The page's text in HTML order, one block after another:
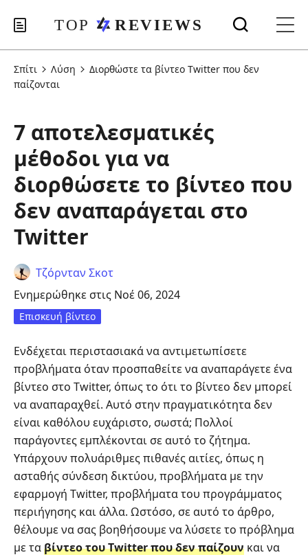
Σπίτι Λύση
Διορθώστε τα βίντεο Twitter που δεν
παίζονται
7 αποτελεσματικές
μέθοδοι για να
διορθώσετε το βίντεο που
δεν αναπαράγεται στο
Twitter
Τζόρνταν Σκοτ
Ενημερώθηκε στις Νοέ 06, 2024
Επισκευή βίντεο
Ενδέχεται περιστασιακά να αντιμετωπίσετε
προβλήματα όταν προσπαθείτε να αναπαράγετε ένα
βίντεο στο Twitter, όπως το ότι το βίντεο δεν μπορεί
να αναπαραχθεί. Αυτό στην πραγματικότητα δεν
είναι καθόλου ευχάριστο, σωστά; Πολλοί
παράγοντες εμπλέκονται σε αυτό το ζήτημα.
Υπάρχουν πολυάριθμες πιθανές αιτίες, όπως η
ασταθής σύνδεση δικτύου, προβλήματα με την
εφαρμογή Twitter, προβλήματα του προγράμματος
περιήγησης και άλλα. Ωστόσο, σε αυτό το άρθρο,
θέλουμε να σας βοηθήσουμε να λύσετε το πρόβλημα
με ταβίντεο του Twitter που δεν παίζουν και να